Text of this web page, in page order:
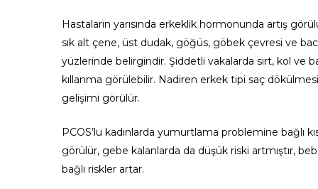
Hastaların yarısında erkeklik hormonunda artış
sık alt çene, üst dudak, göğüs, göbek çevresi ve
yüzlerinde belirgindir. Şiddetli vakalarda sırt, kol ve
kıllanma görülebilir. Nadiren erkek tipi saç
gelişimi görülür.
PCOS’lu kadınlarda yumurtlama problemine bağlı
görülür, gebe kalanlarda da düşük riski artmıştır,
bağlı riskler artar.